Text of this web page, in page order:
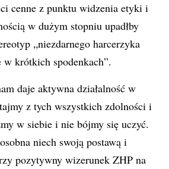
cenne z punktu widzenia etyki i
w dużym stopniu upadłby
„niezdarnego harcerzyka
w krótkich spodenkach”.
daje aktywna działalność w
z tych wszystkich zdolności i
w siebie i nie bójmy się uczyć.
niech swoją postawą i
pozytywny wizerunek ZHP na